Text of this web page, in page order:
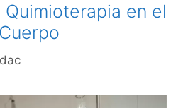
en el
Cuerpo
dac